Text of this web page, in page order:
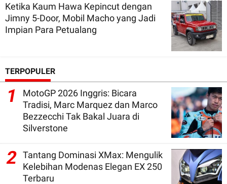
Ketika Kaum Hawa Kepincut dengan
Jimny 5-Door, Mobil Macho yang Jadi
Impian Para Petualang
TERPOPULER
1
MotoGP 2026 Inggris: Bicara
Tradisi, Marc Marquez dan Marco
Bezzecchi Tak Bakal Juara di
Silverstone
2 Tantang Dominasi XMax: Mengulik
Kelebihan Modenas Elegan EX 250
Terbaru